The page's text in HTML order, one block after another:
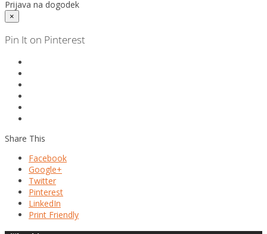
Prijava na dogodek
×
Pin It on Pinterest
Share This
Facebook
Google+
Twitter
Pinterest
LinkedIn
Print Friendly